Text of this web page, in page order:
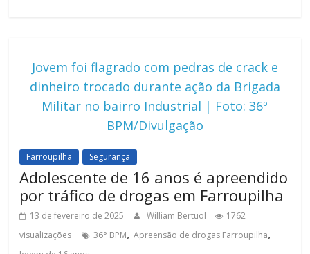
Jovem foi flagrado com pedras de crack e
dinheiro trocado durante ação da Brigada
Militar no bairro Industrial | Foto: 36º
BPM/Divulgação
Farroupilha Segurança
Adolescente de 16 anos é apreendido
por tráfico de drogas em Farroupilha
13 de fevereiro de 2025 William Bertuol
1762
visualizações
36° BPM,Apreensão de drogas Farroupilha,